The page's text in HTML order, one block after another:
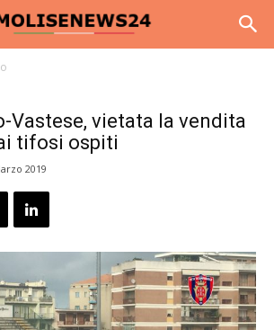
Vastese, vietata la vendita
tifosi ospiti
2019